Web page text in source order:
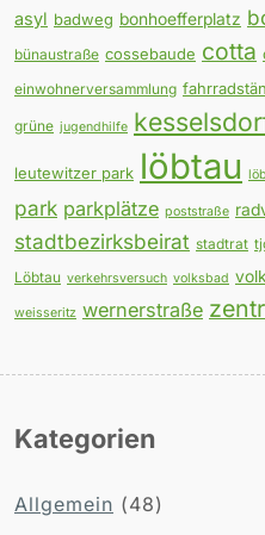
asyl badweg bonhoefferplatz
bünaustraße cossebaude cotta
einwohnerversammlung
grüne jugendhilfe
leutewitzer park löbtau
park parkplätze poststraße
stadtbezirksbeirat stadtrat
Löbtau verkehrsversuch volksbad
weisseritz wernerstraße
Kategorien
Allgemein (48)